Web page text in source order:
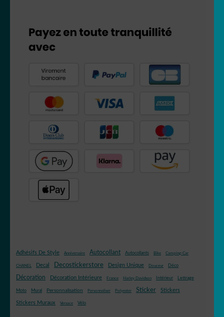
Adhésifs De Style Anniversaire Autocollant Autocollants Bike Camping-Car
CHANEL Decal Decostickerstore Design Unique Douceur Déco
Décoration Décoration Intérieure France Harley Davidson Intérieur Lettrage
Moto Mural Personnalisation Personnaliser Polyester Sticker Stickers
Stickers Muraux Versace Vélo